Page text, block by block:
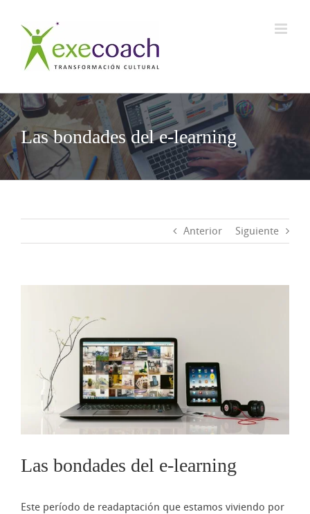
contenido
Las bondades del e-learning
Anterior Siguiente
Las bondades del e-learning
Este período de readaptación que estamos viviendo por